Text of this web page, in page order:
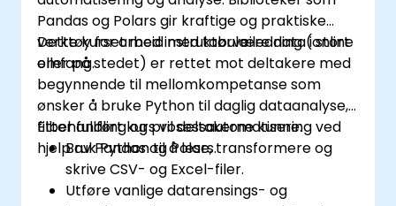
Pandas og Polars gir kraftige og praktiske
verktøy for arbeid med tabulære data i stort
omfang.
Dette kurset med instruktørveiledning (online
eller på stedet) er rettet mot deltakere med
begynnende til mellomkompetanse som
ønsker å bruke Python til daglig dataanalyse,
filbehandling og prosessautomatisering ved
hjelp av Pandas og Polars.
Etter fullført kurs vil deltakerne kunne:
Bruk Python til å lese, transformere og
skrive CSV- og Excel-filer.
Utføre vanlige datarensings- og